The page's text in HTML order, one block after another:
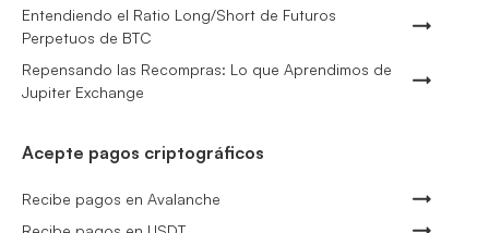
Entendiendo el Ratio Long/Short de Futuros
Perpetuos de BTC
Repensando las Recompras: Lo que Aprendimos de
Jupiter Exchange
Acepte pagos criptográficos
Recibe pagos en Avalanche